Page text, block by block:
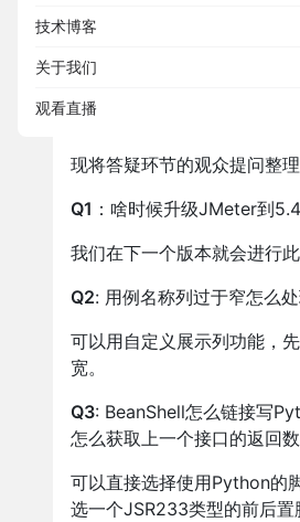
技术博客
关于我们
观看直播
现将答疑环节的观众提问整理
Q1 ：啥时候升级JMeter到
我们在下一个版本就会进行
Q2: 用例名称列过于窄怎么处
可以用自定义展示列功能，
宽。
Q3: BeanShell怎么链接写
怎么获取上一个接口的返回
可以直接选择使用Python的
选一个JSR233类型的前后